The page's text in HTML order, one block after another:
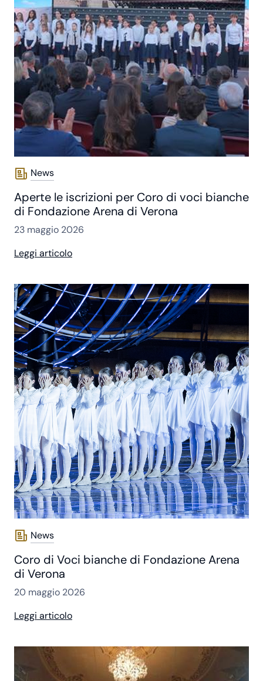
News
Aperte le iscrizioni per Coro di voci bianche
di Fondazione Arena di Verona
23 maggio 2026
Leggi articolo
News
Coro di Voci bianche di Fondazione Arena
di Verona
20 maggio 2026
Leggi articolo